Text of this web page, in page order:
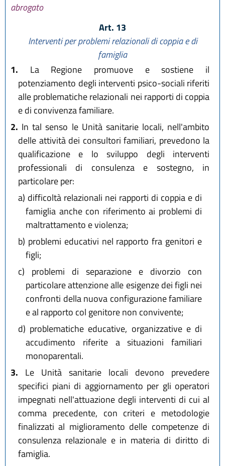
abrogato
Art. 13
Interventi per problemi relazionali di coppia e di
famiglia
1. La Regione promuove e sostiene il
potenziamento degli interventi psico-sociali riferiti
alle problematiche relazionali nei rapporti di coppia
e di convivenza familiare.
2. In tal senso le Unità sanitarie locali, nell'ambito
delle attività dei consultori familiari, prevedono la
qualificazione e lo sviluppo degli interventi
professionali di consulenza e sostegno, in
particolare per:
a) difficoltà relazionali nei rapporti di coppia e di
famiglia anche con riferimento ai problemi di
maltrattamento e violenza;
b) problemi educativi nel rapporto fra genitori e
figli;
c) problemi di separazione e divorzio con
particolare attenzione alle esigenze dei figli nei
confronti della nuova configurazione familiare
e al rapporto col genitore non convivente;
d) problematiche educative, organizzative e di
accudimento riferite a situazioni familiari
monoparentali.
3. Le Unità sanitarie locali devono prevedere
specifici piani di aggiornamento per gli operatori
impegnati nell'attuazione degli interventi di cui al
comma precedente, con criteri e metodologie
finalizzati al miglioramento delle competenze di
consulenza relazionale e in materia di diritto di
famiglia.